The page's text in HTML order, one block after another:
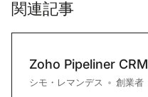
関連記事
Zoho Pipeliner CRM
シモ・レマンデス • 創業者